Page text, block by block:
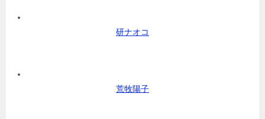
研ナオコ
荒牧陽子